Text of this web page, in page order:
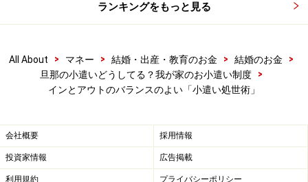
ランキングをもっと見る
All About > マネー > 結婚・出産・教育のお金 > 結婚のお金
>
旦那の小遣いどうしてる？我が家のお小遣い制度
>
インとアウトのバランスのよい「小遣い処世術」
会社概要 採用情報
投資家情報 広告掲載
利用規約 プライバシーポリシー